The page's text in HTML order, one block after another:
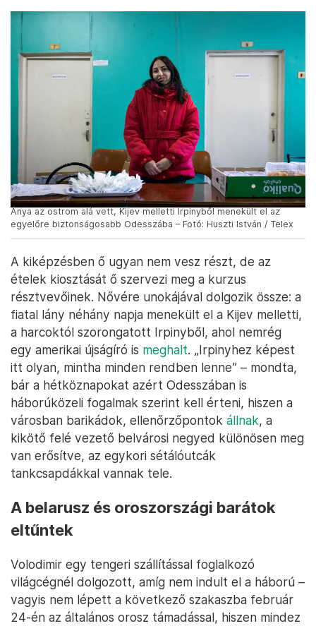
Ánya az ostrom alá vett, Kijev melletti Irpinyből menekült el az
egyelőre biztonságosabb Odesszába – Fotó: Huszti István / Telex
A kiképzésben ő ugyan nem vesz részt, de az
ételek kiosztását ő szervezi meg a kurzus
résztvevőinek. Nővére unokájával dolgozik össze: a
fiatal lány néhány napja menekült el a Kijev melletti,
a harcoktól szorongatott Irpinyből, ahol nemrég
egy amerikai újságíró is meghalt. „Irpinyhez képest
itt olyan, mintha minden rendben lenne” – mondta,
bár a hétköznapokat azért Odesszában is
háborúközeli fogalmak szerint kell érteni, hiszen a
városban barikádok, ellenőrzőpontok állnak, a
kikötő felé vezető belvárosi negyed különösen meg
van erősítve, az egykori sétálóutcák
tankcsapdákkal vannak tele.
A belarusz és oroszországi barátok
eltűntek
Volodimir egy tengeri szállítással foglalkozó
világcégnél dolgozott, amíg nem indult el a háború –
vagyis nem lépett a következő szakaszba február
24-én az általános orosz támadással, hiszen mindez